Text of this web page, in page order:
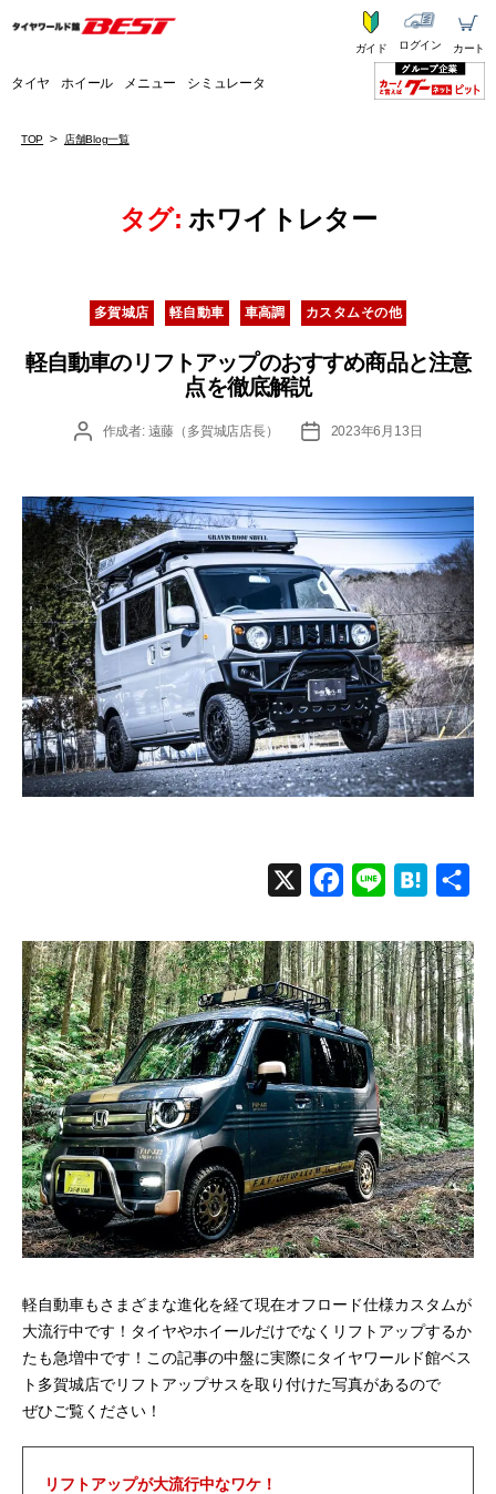
タイヤ ホイール メニュー シミュレータ
ガイド ログイン カート
TOP 店舗Blog一覧
タグ: ホワイトレター
カ
テ
リ
ー
多賀城店 軽自動車 車高調 カスタムその他
軽自動車のリフトアップのおすすめ商品と注意
点を徹底解説
投
作成者: 遠藤（多賀城店店長）
投
2023年6月13日
c
e
b
o
k
n
e
t
e
n
a
軽自動車もさまざまな進化を経て現在オフロード仕様カスタムが
大流行中です！タイヤやホイールだけでなくリフトアップするか
たも急増中です！この記事の中盤に実際にタイヤワールド館ベス
ト多賀城店でリフトアップサスを取り付けた写真があるので
ぜひご覧ください！
リフトアップが大流行中なワケ！